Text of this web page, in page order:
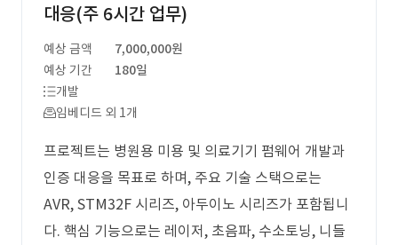
대응(주 6시간 업무)
예상 금액
7,000,000원
예상 기간
180일
개발
임베디드 외 1개
프로젝트는 병원용 미용 및 의료기기 펌웨어 개발과
인증 대응을 목표로 하며, 주요 기술 스택으로는
AVR, STM32F 시리즈, 아두이노 시리즈가 포함됩니
다. 핵심 기능으로는 레이저, 초음파, 수소토닝, 니들